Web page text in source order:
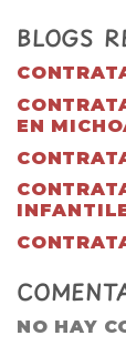
BLOGS
EN
NO HAY